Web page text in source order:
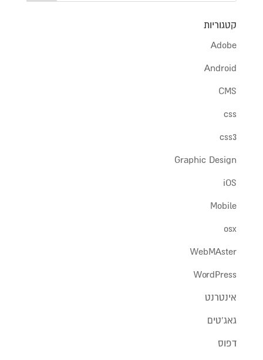
קטגוריות
Adobe
Android
CMS
css
css3
Graphic Design
iOS
Mobile
osx
WebMAster
WordPress
אינטרנט
גאג'טים
דפוס